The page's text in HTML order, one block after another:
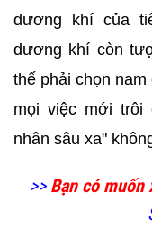
dương khí của
dương khí còn
thế phải chọn
mọi việc mới trôi
nhân sâu xa"
>> Bạn có muốn